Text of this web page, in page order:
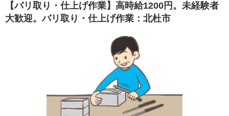
【バリ取り・仕上げ作業】高時給1200円。未経験者
大歓迎。バリ取り・仕上げ作業：北杜市